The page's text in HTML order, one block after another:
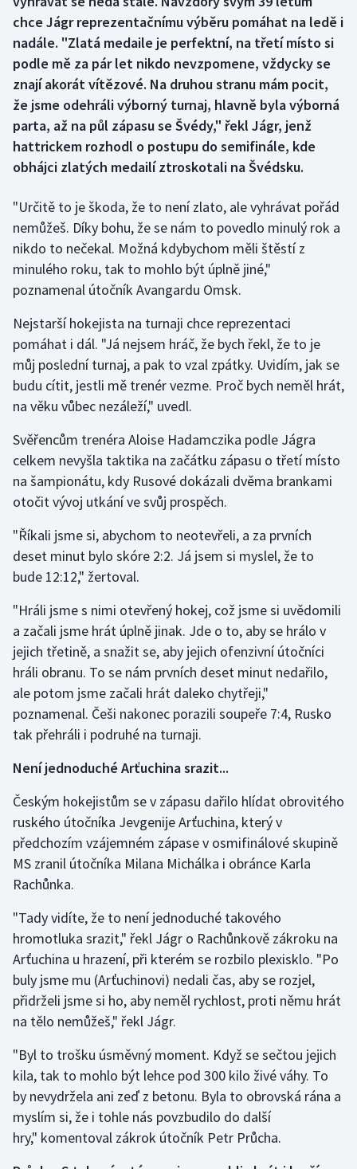
Florbal
Futsal
Golf
Gymnastika
Házená
Jezdectví
Judo
Krasobruslení
Lezení
Lyže a snowboard
Moderní pětiboj
Motorsport
Olympijské hry
Plavání
Ragby
Rychlobruslení
Rychlostní kanoistika
Short track
Stolní tenis
Triatlon
Vodní slalom
Volejbal
Ostatní
chce Jágr reprezentačnímu výběru pomáhat na ledě i
nadále. "Zlatá medaile je perfektní, na třetí místo si
podle mě za pár let nikdo nevzpomene, vždycky se
znají akorát vítězové. Na druhou stranu mám pocit,
že jsme odehráli výborný turnaj, hlavně byla výborná
parta, až na půl zápasu se Švédy," řekl Jágr, jenž
hattrickem rozhodl o postupu do semifinále, kde
obhájci zlatých medailí ztroskotali na Švédsku.
"Určitě to je škoda, že to není zlato, ale vyhrávat pořád
nemůžeš. Díky bohu, že se nám to povedlo minulý rok a
nikdo to nečekal. Možná kdybychom měli štěstí z
minulého roku, tak to mohlo být úplně jiné,"
poznamenal útočník Avangardu Omsk.
Nejstarší hokejista na turnaji chce reprezentaci
pomáhat i dál. "Já nejsem hráč, že bych řekl, že to je
můj poslední turnaj, a pak to vzal zpátky. Uvidím, jak se
budu cítit, jestli mě trenér vezme. Proč bych neměl hrát,
na věku vůbec nezáleží," uvedl.
Svěřencům trenéra Aloise Hadamczika podle Jágra
celkem nevyšla taktika na začátku zápasu o třetí místo
na šampionátu, kdy Rusové dokázali dvěma brankami
otočit vývoj utkání ve svůj prospěch.
"Říkali jsme si, abychom to neotevřeli, a za prvních
deset minut bylo skóre 2:2. Já jsem si myslel, že to
bude 12:12," žertoval.
"Hráli jsme s nimi otevřený hokej, což jsme si uvědomili
a začali jsme hrát úplně jinak. Jde o to, aby se hrálo v
jejich třetině, a snažit se, aby jejich ofenzivní útočníci
hráli obranu. To se nám prvních deset minut nedařilo,
ale potom jsme začali hrát daleko chytřeji,"
poznamenal. Češi nakonec porazili soupeře 7:4, Rusko
tak přehráli i podruhé na turnaji.
Není jednoduché Arťuchina srazit...
Českým hokejistům se v zápasu dařilo hlídat obrovitého
ruského útočníka Jevgenije Arťuchina, který v
předchozím vzájemném zápase v osmifinálové skupině
MS zranil útočníka Milana Michálka i obránce Karla
Rachůnka.
"Tady vidíte, že to není jednoduché takového
hromotluka srazit," řekl Jágr o Rachůnkově zákroku na
Arťuchina u hrazení, při kterém se rozbilo plexisklo. "Po
buly jsme mu (Arťuchinovi) nedali čas, aby se rozjel,
přidrželi jsme si ho, aby neměl rychlost, proti němu hrát
na tělo nemůžeš," řekl Jágr.
"Byl to trošku úsměvný moment. Když se sečtou jejich
kila, tak to mohlo být lehce pod 300 kilo živé váhy. To
by nevydržela ani zeď z betonu. Byla to obrovská rána a
myslím si, že i tohle nás povzbudilo do další
hry," komentoval zákrok útočník Petr Průcha.